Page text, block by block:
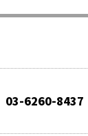
03-6260-8437